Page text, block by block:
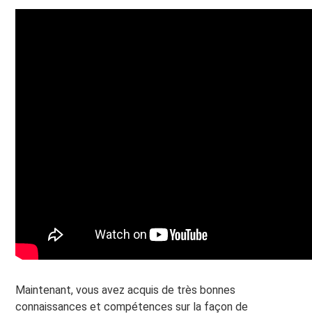
Maintenant, vous avez acquis de très bonnes
connaissances et compétences sur la façon de